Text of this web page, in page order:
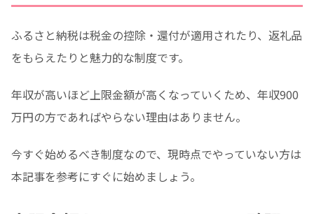
ふるさと納税は税金の控除・還付が適用されたり、返礼品
をもらえたりと魅力的な制度です。
年収が高いほど上限金額が高くなっていくため、年収900
万円の方であればやらない理由はありません。
今すぐ始めるべき制度なので、現時点でやっていない方は
本記事を参考にすぐに始めましょう。